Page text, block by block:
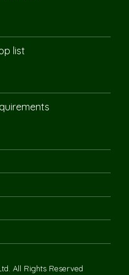
list
All Rights Reserved